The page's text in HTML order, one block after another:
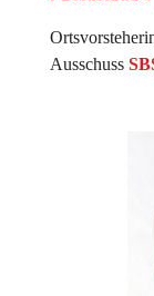
Ausschuss